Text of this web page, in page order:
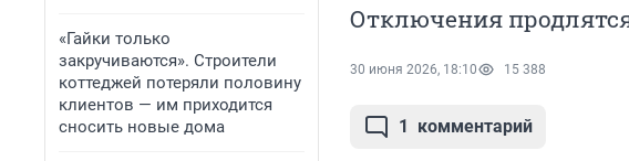
«Гайки только
закручиваются». Строители
коттеджей потеряли половину
клиентов — им приходится
сносить новые дома
Отключения
30 июня 2026, 18:10 15 388
1 комментарий